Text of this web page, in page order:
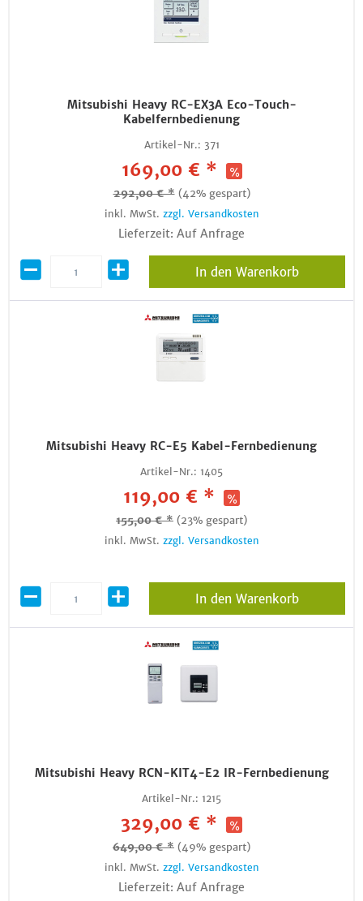
Mitsubishi Heavy RC-EX3A Eco-Touch-
Kabelfernbedienung
Artikel-Nr.: 371
169,00 € *
292,00 € * (42% gespart)
inkl. MwSt. zzgl. Versandkosten
Lieferzeit: Auf Anfrage
In den Warenkorb
Mitsubishi Heavy RC-E5 Kabel-Fernbedienung
Artikel-Nr.: 1405
119,00 € *
155,00 € * (23% gespart)
inkl. MwSt. zzgl. Versandkosten
In den Warenkorb
Mitsubishi Heavy RCN-KIT4-E2 IR-Fernbedienung
Artikel-Nr.: 1215
329,00 € *
649,00 € * (49% gespart)
inkl. MwSt. zzgl. Versandkosten
Lieferzeit: Auf Anfrage